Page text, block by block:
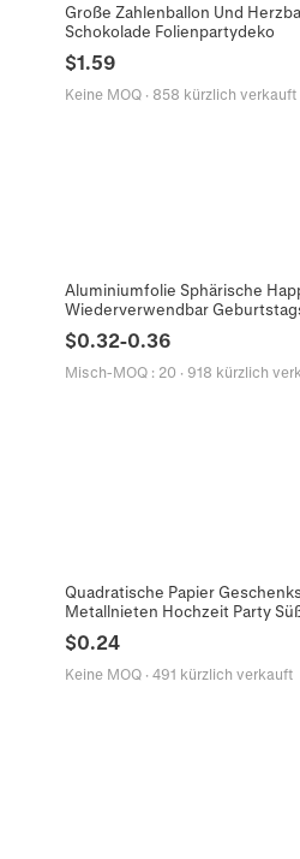
Große Zahlenballon Und
Schokolade Folienpartydeko
$1.59
Keine MOQ· 858 kürzlich verkauft
Aluminiumfolie Sphärische
Wiederverwendbar
$0.32-0.36
Misch-MOQ: 20 · 918 kürzlich
Quadratische Papier
Metallnieten Hochzeit Party
$0.24
Keine MOQ· 491 kürzlich verkauft